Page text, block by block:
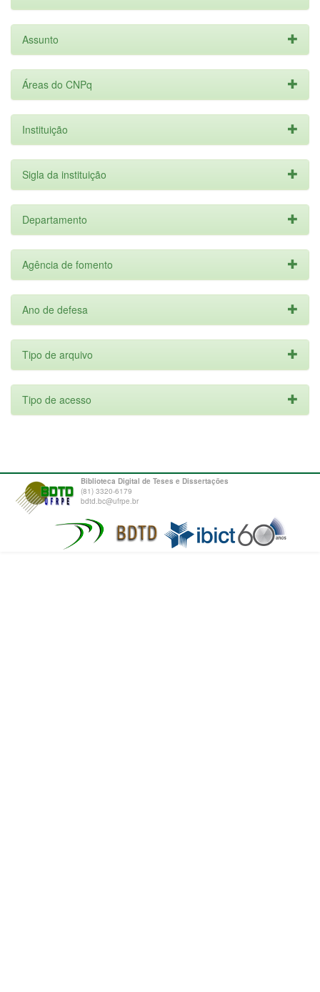
Assunto
Áreas do CNPq
Instituição
Sigla da instituição
Departamento
Agência de fomento
Ano de defesa
Tipo de arquivo
Tipo de acesso
Biblioteca Digital de Teses e Dissertações
(81) 3320-6179
bdtd.bc@ufrpe.br